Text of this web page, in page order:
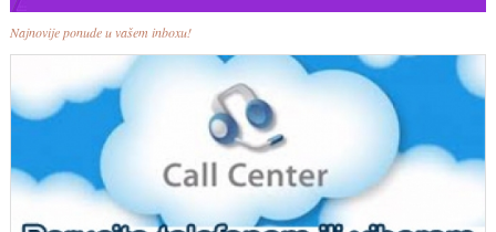
Najnovije ponude u vašem inboxu!